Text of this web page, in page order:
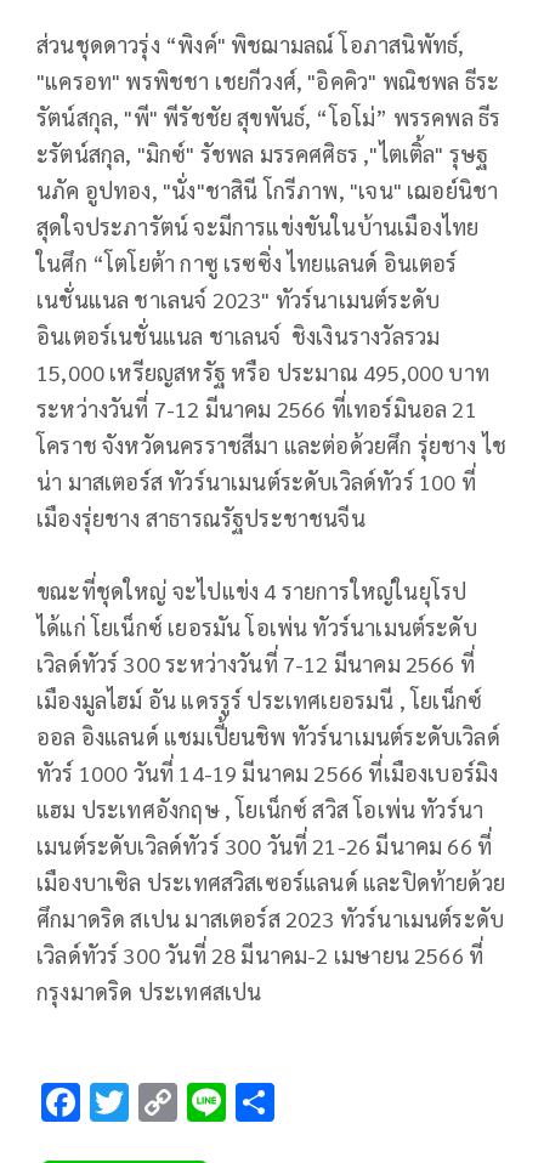
ส่วนชุดดาวรุ่ง “พิงค์" พิชฌามลณ์ โอภาสนิพัทธ์,
"แครอท" พรพิชชา เชยกีวงศ์, "อิคคิว" พณิชพล ธีระ
รัตน์สกุล, "พี" พีรัชชัย สุขพันธ์, “โอโม่” พรรคพล ธีร
ะรัตน์สกุล, "มิกซ์" รัชพล มรรคศศิธร ,"ไตเติ้ล" รุษฐ
นภัค อูปทอง, "นั่ง"ชาสินี โกรีภาพ, "เจน" เฌอย์นิชา
สุดใจประภารัตน์ จะมีการแข่งขันในบ้านเมืองไทย
ในศึก “โตโยต้า กาซู เรซซิ่ง ไทยแลนด์ อินเตอร์
เนชั่นแนล ชาเลนจ์ 2023" ทัวร์นาเมนต์ระดับ
อินเตอร์เนชั่นแนล ชาเลนจ์ ชิงเงินรางวัลรวม
15,000 เหรียญสหรัฐ หรือ ประมาณ 495,000 บาท
ระหว่างวันที่ 7-12 มีนาคม 2566 ที่เทอร์มินอล 21
โคราช จังหวัดนครราชสีมา และต่อด้วยศึก รุ่ยชาง ไช
น่า มาสเตอร์ส ทัวร์นาเมนต์ระดับเวิลด์ทัวร์ 100 ที่
เมืองรุ่ยชาง สาธารณรัฐประชาชนจีน
ขณะที่ชุดใหญ่ จะไปแข่ง 4 รายการใหญ่ในยุโรป
ได้แก่ โยเน็กซ์ เยอรมัน โอเพ่น ทัวร์นาเมนต์ระดับ
เวิลด์ทัวร์ 300 ระหว่างวันที่ 7-12 มีนาคม 2566 ที่
เมืองมูลไฮม์ อัน แดรรูร์ ประเทศเยอรมนี , โยเน็กซ์
ออล อิงแลนด์ แชมเปี้ยนชิพ ทัวร์นาเมนต์ระดับเวิลด์
ทัวร์ 1000 วันที่ 14-19 มีนาคม 2566 ที่เมืองเบอร์มิง
แฮม ประเทศอังกฤษ , โยเน็กซ์ สวิส โอเพ่น ทัวร์นา
เมนต์ระดับเวิลด์ทัวร์ 300 วันที่ 21-26 มีนาคม 66 ที่
เมืองบาเซิล ประเทศสวิสเซอร์แลนด์ และปิดท้ายด้วย
ศึกมาดริด สเปน มาสเตอร์ส 2023 ทัวร์นาเมนต์ระดับ
เวิลด์ทัวร์ 300 วันที่ 28 มีนาคม-2 เมษายน 2566 ที่
กรุงมาดริด ประเทศสเปน
F T C Li